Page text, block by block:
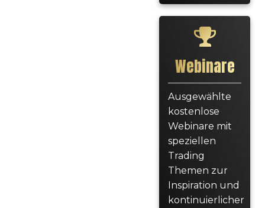
Webinare
Ausgewählte
kostenlose
Webinare mit
speziellen
Trading
Themen zur
Inspiration und
kontinuierlicher